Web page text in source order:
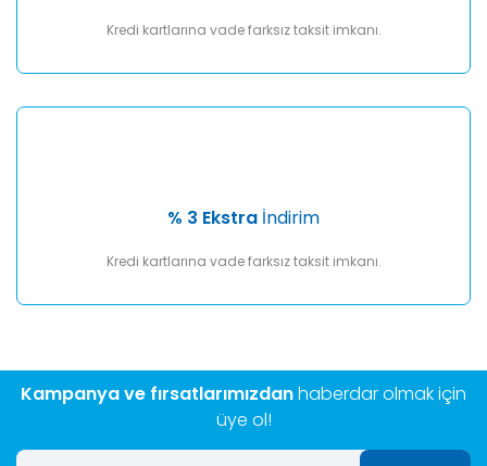
Kredi kartlarına vade farksız taksit imkanı.
% 3 Ekstra İndirim
Kredi kartlarına vade farksız taksit imkanı.
Kampanya ve fırsatlarımızdanhaberdar olmak için
üye ol!